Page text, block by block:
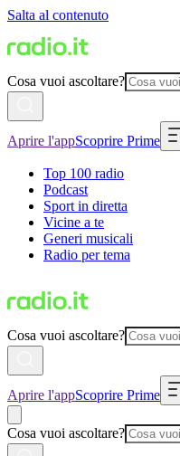
Salta al contenuto
Cosa vuoi ascoltare?
Aprire l'appScoprire Prime
Top 100 radio
Podcast
Sport in diretta
Vicine a te
Generi musicali
Radio per tema
Cosa vuoi ascoltare?
Aprire l'appScoprire Prime
Cosa vuoi ascoltare?